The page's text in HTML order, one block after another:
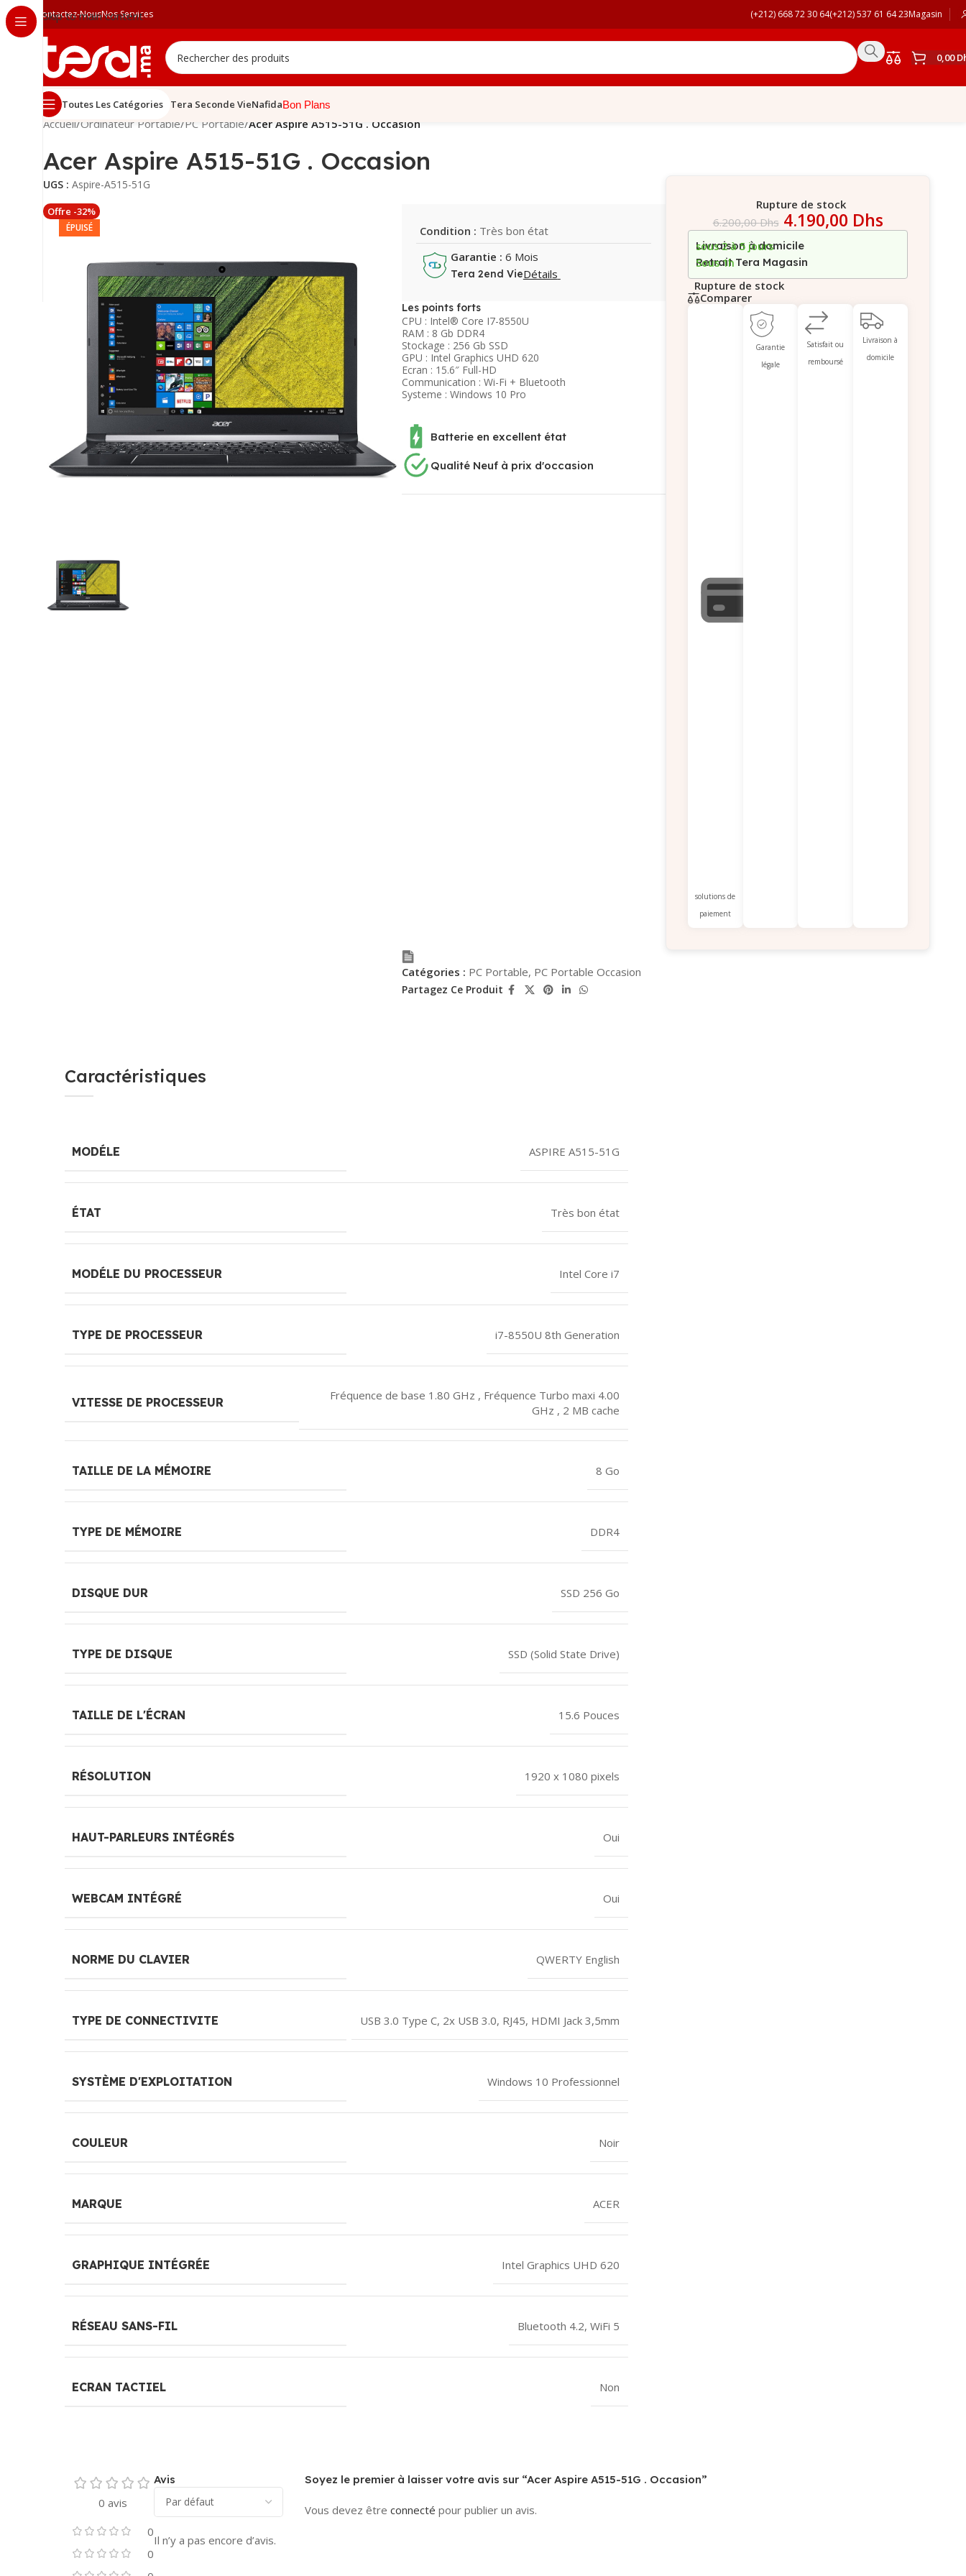
Skip to main content
Contactez-NousNos Services (+212) 668 72 30 64(+212) 537 61 64 23Magasin
0,00
Toutes Les Catégories Tera Seconde VieNafidaBon Plans
Accueil/Ordinateur Portable/PC Portable/Acer Aspire A515-51G . Occasion
Acer Aspire A515-51G . Occasion
UGS : Aspire-A515-51G
Offre -32%
ÉPUISÉ Condition : Très bon état
Garantie : 6 Mois
Tera 2end VieDétails
Les points forts
CPU : Intel® Core I7-8550U
RAM : 8 Gb DDR4
Stockage : 256 Gb SSD
GPU : Intel Graphics UHD 620
Ecran : 15.6″ Full-HD
Communication : Wi-Fi + Bluetooth
Systeme : Windows 10 Pro
Batterie en excellent état
Qualité Neuf à prix d'occasion
Rupture de stock
6.200,00Dhs 4.190,00 Dhs
Livraison à domicile
sous 2 à 5 jours
Retrait Tera Magasin
Sous 1h
Rupture de stock
Comparer
solutions de
paiement
Garantie
légale
Satisfait ou
remboursé
Livraison à
domicile
Catégories : PC Portable, PC Portable Occasion
Partagez Ce Produit
Caractéristiques
MODÉLE ASPIRE A515-51G
ÉTAT Très bon état
MODÉLE DU PROCESSEUR Intel Core i7
TYPE DE PROCESSEUR i7-8550U 8th Generation
VITESSE DE PROCESSEUR
Fréquence de base 1.80 GHz , Fréquence Turbo maxi 4.00
GHz , 2 MB cache
TAILLE DE LA MÉMOIRE 8 Go
TYPE DE MÉMOIRE DDR4
DISQUE DUR SSD 256 Go
TYPE DE DISQUE SSD (Solid State Drive)
TAILLE DE L'ÉCRAN 15.6 Pouces
RÉSOLUTION 1920 x 1080 pixels
HAUT-PARLEURS INTÉGRÉS Oui
WEBCAM INTÉGRÉ Oui
NORME DU CLAVIER QWERTY English
TYPE DE CONNECTIVITE USB 3.0 Type C, 2x USB 3.0, RJ45, HDMI Jack 3,5mm
SYSTÈME D'EXPLOITATION Windows 10 Professionnel
COULEUR Noir
MARQUE ACER
GRAPHIQUE INTÉGRÉE Intel Graphics UHD 620
RÉSEAU SANS-FIL Bluetooth 4.2, WiFi 5
ECRAN TACTIEL Non
0 avis
0
0
Avis
Il n’y a pas encore d’avis.
Soyez le premier à laisser votre avis sur “Acer Aspire A515-51G . Occasion”
Vous devez être connecté pour publier un avis.